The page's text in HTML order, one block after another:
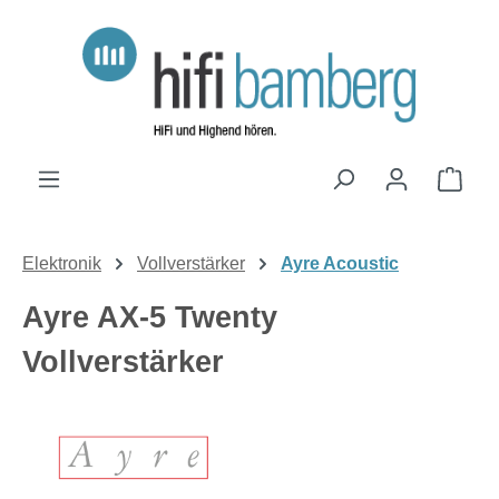
Zum Hauptinhalt springen
Elektronik Vollverstärker Ayre Acoustic
Ayre AX-5 Twenty
Vollverstärker